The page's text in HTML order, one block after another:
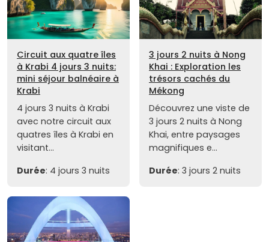
Circuit aux quatre îles
à Krabi 4 jours 3 nuits:
mini séjour balnéaire à
Krabi
4 jours 3 nuits à Krabi
avec notre circuit aux
quatres îles à Krabi en
visitant...
Durée: 4 jours 3 nuits
3 jours 2 nuits à Nong
Khai : Exploration les
trésors cachés du
Mékong
Découvrez une viste de
3 jours 2 nuits à Nong
Khai, entre paysages
magnifiques e...
Durée: 3 jours 2 nuits